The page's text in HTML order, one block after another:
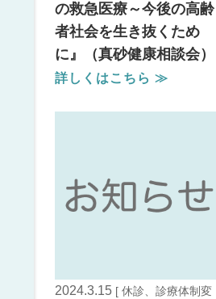
の救急医療～今後の高齢
者社会を生き抜くため
に』（真砂健康相談会）
詳しくはこちら ≫
2024.3.15 [ 休診、診療体制変